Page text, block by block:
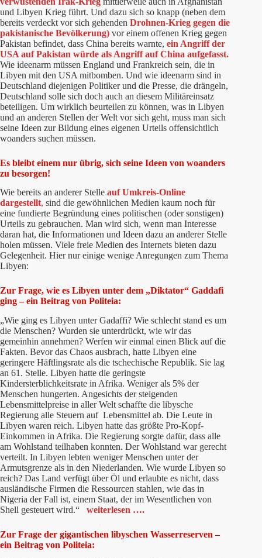
und Libyen Krieg führt. Und dazu sich so knapp (neben dem
bereits verdeckt vor sich gehenden Drohnen-Krieg gegen die
pakistanische Bevölkerung) vor einem offenen Krieg gegen
Pakistan befindet, dass China bereits warnte, ein Angriff der
USA auf Pakistan würde als Angriff auf China aufgefasst.
Wie ideenarm müssen England und Frankreich sein, die in
Libyen mit den USA mitbomben. Und wie ideenarm sind in
Deutschland diejenigen Politiker und die Presse, die drängeln,
Deutschland solle sich doch auch an diesem Militäreinsatz
beteiligen. Um wirklich beurteilen zu können, was in Libyen
und an anderen Stellen der Welt vor sich geht, muss man sich
seine Ideen zur Bildung eines eigenen Urteils offensichtlich
woanders suchen müssen.
Es bleibt einem nur übrig, sich seine Ideen von woanders
zu besorgen!
Wie bereits an anderer Stelle auf Umkreis-Online
dargestellt, sind die gewöhnlichen Medien kaum noch für
eine fundierte Begründung eines politischen (oder sonstigen)
Urteils zu gebrauchen. Man wird sich, wenn man Interesse
daran hat, die Informationen und Ideen dazu an anderer Stelle
holen müssen. Viele freie Medien des Internets bieten dazu
Gelegenheit. Hier nur einige wenige Anregungen zum Thema
Libyen:
Zur Frage, wie es Libyen unter dem „Diktator“ Gaddafi
ging – ein Beitrag von Politeia:
„Wie ging es Libyen unter Gadaffi? Wie schlecht stand es um
die Menschen? Wurden sie unterdrückt, wie wir das
gemeinhin annehmen? Werfen wir einmal einen Blick auf die
Fakten. Bevor das Chaos ausbrach, hatte Libyen eine
geringere Häftlingsrate als die tschechische Republik. Sie lag
an 61. Stelle. Libyen hatte die geringste
Kindersterblichkeitsrate in Afrika. Weniger als 5% der
Menschen hungerten. Angesichts der steigenden
Lebensmittelpreise in aller Welt schaffte die libysche
Regierung alle Steuern auf Lebensmittel ab. Die Leute in
Libyen waren reich. Libyen hatte das größte Pro-Kopf-
Einkommen in Afrika. Die Regierung sorgte dafür, dass alle
am Wohlstand teilhaben konnten. Der Wohlstand war gerecht
verteilt. In Libyen lebten weniger Menschen unter der
Armutsgrenze als in den Niederlanden. Wie wurde Libyen so
reich? Das Land verfügt über Öl und erlaubte es nicht, dass
ausländische Firmen die Ressourcen stahlen, wie das in
Nigeria der Fall ist, einem Staat, der im Wesentlichen von
Shell gesteuert wird.“ weiterlesen ….
Zur Frage der gigantischen libyschen Wasserreserven –
ein Beitrag von Politeia: